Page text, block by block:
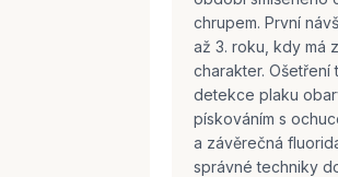
chrupem. První
až 3. roku, kdy má
charakter. Ošetření
detekce plaku
pískováním s
a závěrečná
správné techniky